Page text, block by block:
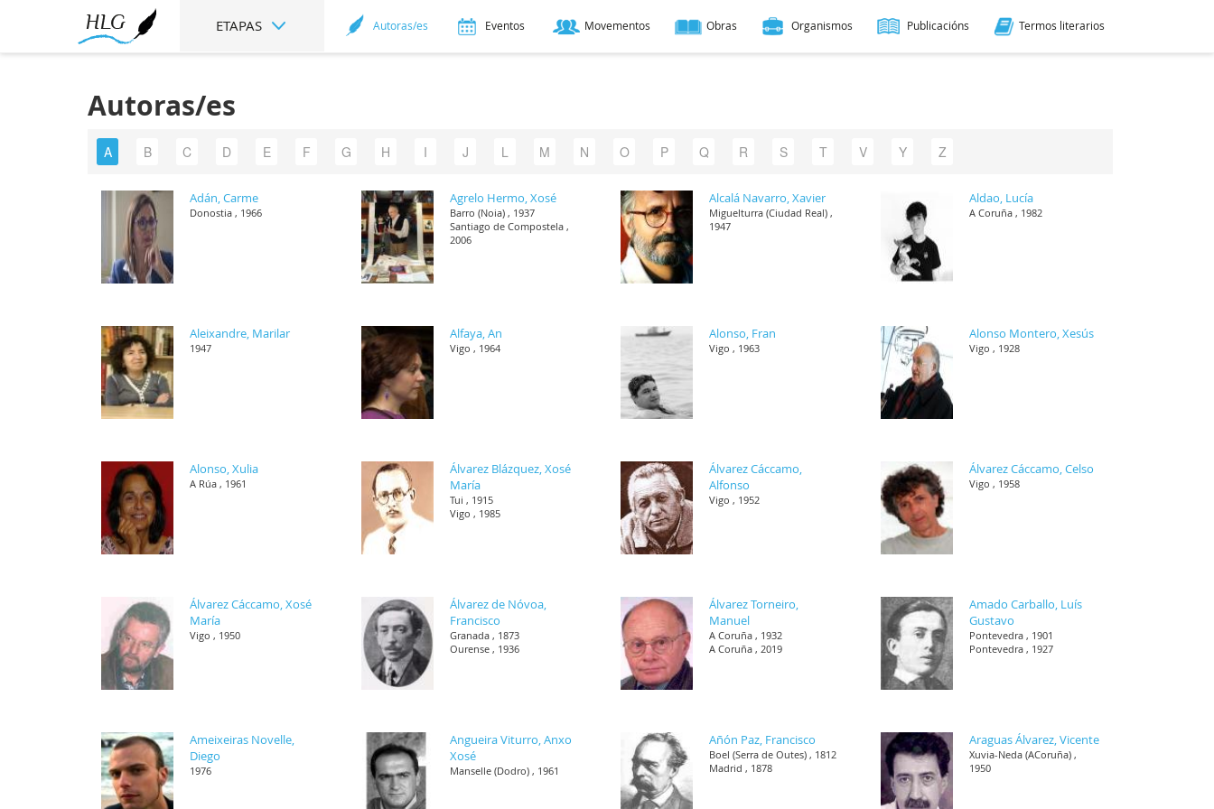
ETAPAS Autoras/es Eventos Movementos Obras Organismos Publicacións Termos literarios
Autoras/es
A B C D E F G H I J L M N O P Q R S T V Y Z
Adán, Carme
Donostia , 1966
Agrelo Hermo, Xosé
Barro (Noia) , 1937
Santiago de Compostela ,
2006
Alcalá Navarro, Xavier
Miguelturra (Ciudad Real) ,
1947
Aldao, Lucía
A Coruña , 1982
Aleixandre, Marilar
1947
Alfaya, An
Vigo , 1964
Alonso, Fran
Vigo , 1963
Alonso Montero, Xesús
Vigo , 1928
Alonso, Xulia
A Rúa , 1961
Álvarez Blázquez, Xosé
María
Tui , 1915
Vigo , 1985
Álvarez Cáccamo,
Alfonso
Vigo , 1952
Álvarez Cáccamo, Celso
Vigo , 1958
Álvarez Cáccamo, Xosé
María
Vigo , 1950
Álvarez de Nóvoa,
Francisco
Granada , 1873
Ourense , 1936
Álvarez Torneiro,
Manuel
A Coruña , 1932
A Coruña , 2019
Amado Carballo, Luís
Gustavo
Pontevedra , 1901
Pontevedra , 1927
Ameixeiras Novelle,
Diego
1976
Angueira Viturro, Anxo
Xosé
Manselle (Dodro) , 1961
Añón Paz, Francisco
Boel (Serra de Outes) , 1812
Madrid , 1878
Araguas Álvarez, Vicente
Xuvia-Neda (ACoruña) ,
1950